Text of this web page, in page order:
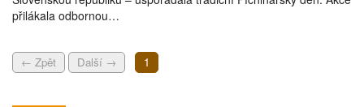
přilákala odbornou…
← Zpět Další → 1